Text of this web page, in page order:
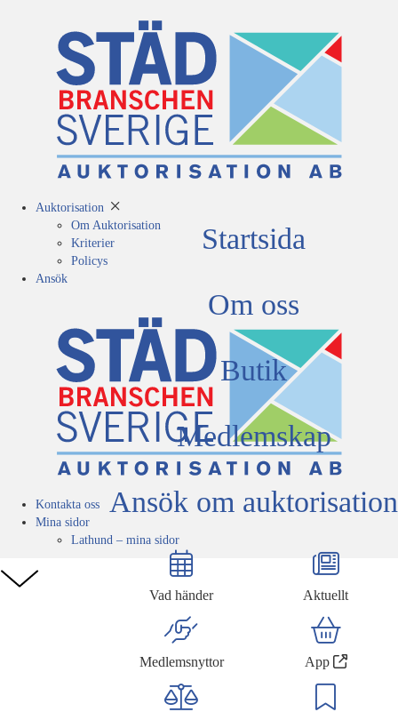
Startsida
Om oss
Butik
Medlemskap
Ansök om auktorisation
Vad händer Aktuellt
Medlemsnyttor App
Auktorisation
Om Auktorisation
Kriterier
Policys
Ansök
Kontakta oss
Mina sidor
Lathund – mina sidor